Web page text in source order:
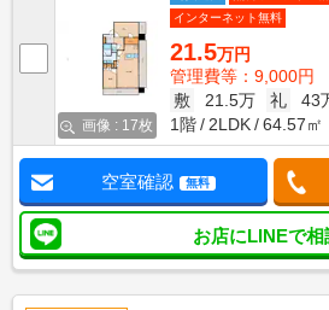
画像 : 17枚
インターネット無料
21.5万円
管理費等：9,000円
敷
21.5万 礼
43
1階
2LDK 64.57㎡
空室確認 無料
お店にLINEで相